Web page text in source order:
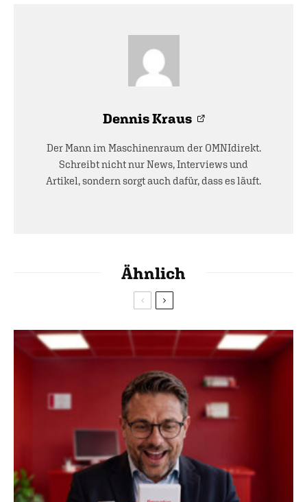
Dennis Kraus
Der Mann im Maschinenraum der OMNIdirekt.
Schreibt nicht nur News, Interviews und
Artikel, sondern sorgt auch dafür, dass es läuft.
Ähnlich